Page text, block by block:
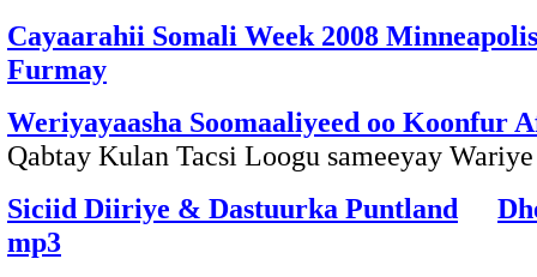
Cayaarahii Somali Week 2008
Furmay
Weriyayaasha Soomaaliyeed oo Koonfur
Qabtay Kulan Tacsi Loogu sameeyay
Siciid Diiriye & Dastuurka Puntland
mp3